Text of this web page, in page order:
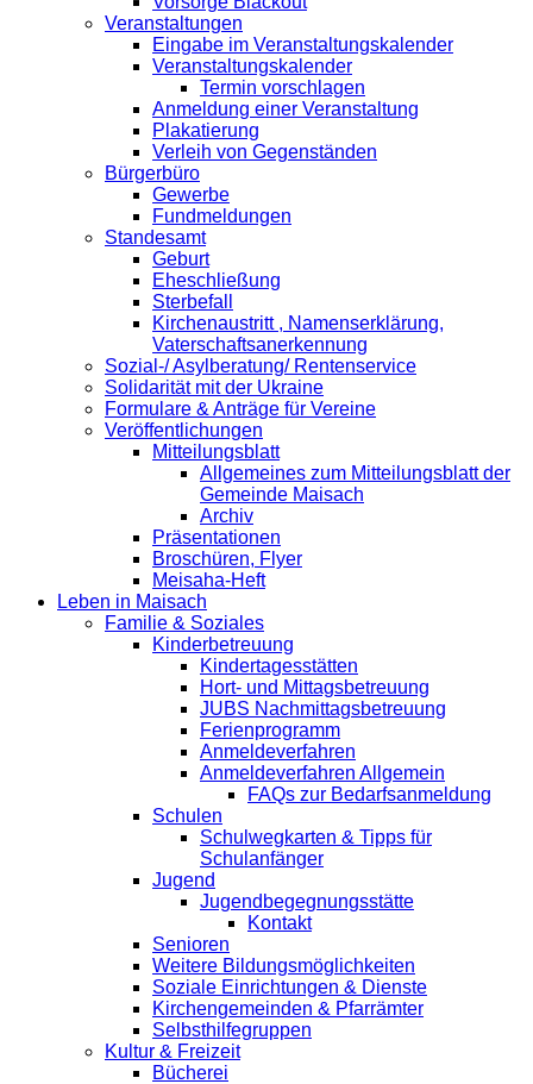
Veranstaltungen
Eingabe im Veranstaltungskalender
Veranstaltungskalender
Termin vorschlagen
Anmeldung einer Veranstaltung
Plakatierung
Verleih von Gegenständen
Bürgerbüro
Gewerbe
Fundmeldungen
Standesamt
Geburt
Eheschließung
Sterbefall
Kirchenaustritt , Namenserklärung,
Vaterschaftsanerkennung
Sozial-/ Asylberatung/ Rentenservice
Solidarität mit der Ukraine
Formulare & Anträge für Vereine
Veröffentlichungen
Mitteilungsblatt
Allgemeines zum Mitteilungsblatt der
Gemeinde Maisach
Archiv
Präsentationen
Broschüren, Flyer
Meisaha-Heft
Leben in Maisach
Familie & Soziales
Kinderbetreuung
Kindertagesstätten
Hort- und Mittagsbetreuung
JUBS Nachmittagsbetreuung
Ferienprogramm
Anmeldeverfahren
Anmeldeverfahren Allgemein
FAQs zur Bedarfsanmeldung
Schulen
Schulwegkarten & Tipps für
Schulanfänger
Jugend
Jugendbegegnungsstätte
Kontakt
Senioren
Weitere Bildungsmöglichkeiten
Soziale Einrichtungen & Dienste
Kirchengemeinden & Pfarrämter
Selbsthilfegruppen
Kultur & Freizeit
Bücherei